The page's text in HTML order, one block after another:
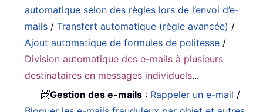
automatique selon des règles lors de l’envoi d’e-
mails /Transfert automatique (règle avancée) /
Ajout automatique de formules de politesse /
Division automatique des e-mails à plusieurs
destinataires en messages individuels...
📨Gestion des e-mails : Rappeler un e-mail /